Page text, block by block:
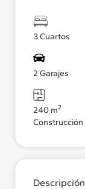
3 Cuartos
2 Garajes
240 m2
Construcción
Descripción